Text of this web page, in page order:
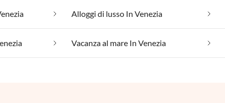
Alloggi di lusso In Venezia
Vacanza al mare In Venezia